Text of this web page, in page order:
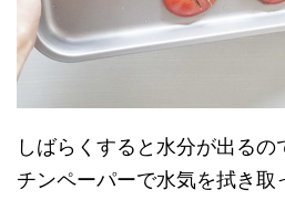
しばらくすると水分が出るの
チンペーパーで水気を拭き取